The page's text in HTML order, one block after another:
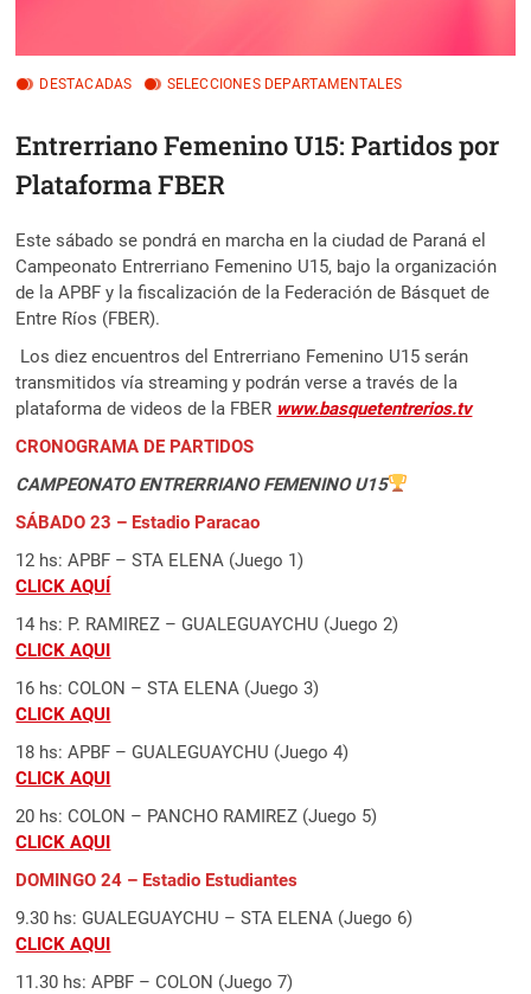
DESTACADAS SELECCIONES DEPARTAMENTALES
Entrerriano Femenino U15: Partidos por
Plataforma FBER
Este sábado se pondrá en marcha en la ciudad de Paraná el
Campeonato Entrerriano Femenino U15, bajo la organización
de la APBF y la fiscalización de la Federación de Básquet de
Entre Ríos (FBER).
Los diez encuentros del Entrerriano Femenino U15 serán
transmitidos vía streaming y podrán verse a través de la
plataforma de videos de la FBER www.basquetentrerios.tv
CRONOGRAMA DE PARTIDOS
CAMPEONATO ENTRERRIANO FEMENINO U15
SÁBADO 23 – Estadio Paracao
12 hs: APBF – STA ELENA (Juego 1)
CLICK AQUÍ
14 hs: P. RAMIREZ – GUALEGUAYCHU (Juego 2)
CLICK AQUI
16 hs: COLON – STA ELENA (Juego 3)
CLICK AQUI
18 hs: APBF – GUALEGUAYCHU (Juego 4)
CLICK AQUI
20 hs: COLON – PANCHO RAMIREZ (Juego 5)
CLICK AQUI
DOMINGO 24 – Estadio Estudiantes
9.30 hs: GUALEGUAYCHU – STA ELENA (Juego 6)
CLICK AQUI
11.30 hs: APBF – COLON (Juego 7)